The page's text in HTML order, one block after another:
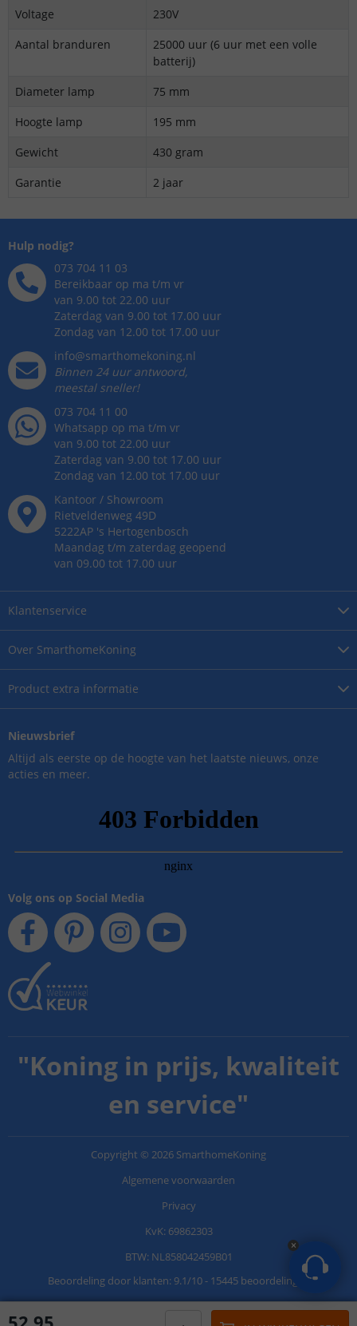
Voltage
230V
Aantal branduren
25000 uur (6 uur met een volle
batterij)
Diameter lamp
75 mm
Hoogte lamp
195 mm
Gewicht
430 gram
Garantie
2 jaar
Over SmarthomeKoning
Product extra informatie
Klantenservice
Hulp nodig?
073 704 11 03
Bereikbaar op ma t/m vr
van 9.00 tot 22.00 uur
Zaterdag van 9.00 tot 17.00 uur
Zondag van 12.00 tot 17.00 uur
info@smarthomekoning.nl
Binnen 24 uur antwoord,
meestal sneller!
073 704 11 00
Whatsapp op ma t/m vr
van 9.00 tot 22.00 uur
Zaterdag van 9.00 tot 17.00 uur
Zondag van 12.00 tot 17.00 uur
Kantoor / Showroom
Rietveldenweg 49D
5222AP 's Hertogenbosch
Maandag t/m zaterdag geopend
van 09.00 tot 17.00 uur
Nieuwsbrief
Altijd als eerste op de hoogte van het laatste nieuws, onze
acties en meer.
Volg ons op Social Media
"Koning in prijs, kwaliteit
en service"
Copyright © 2026 SmarthomeKoning
Algemene voorwaarden
Privacy
KvK: 69862303
BTW: NL858042459B01
Beoordeling door klanten: 9.1/10- 15445 beoordelingen